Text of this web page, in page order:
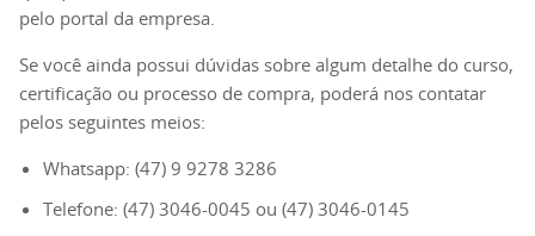
pelo portal da empresa.
Se você ainda possui dúvidas sobre algum detalhe do curso,
certificação ou processo de compra, poderá nos contatar
pelos seguintes meios:
Whatsapp: (47) 9 9278 3286
Telefone: (47) 3046-0045 ou (47) 3046-0145